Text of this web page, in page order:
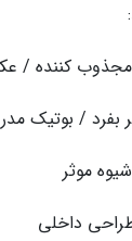
مجذوب کننده /
بفرد / بوتیک
موثر
داخلی